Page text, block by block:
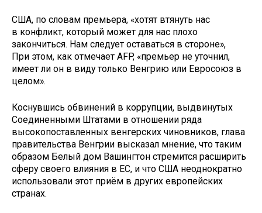
США, по словам премьера, «хотят втянуть нас
в конфликт, который может для нас плохо
закончиться. Нам следует оставаться в стороне»,
При этом, как отмечает AFP, «премьер не уточнил,
имеет ли он в виду только Венгрию или Евросоюз в
целом».
Коснувшись обвинений в коррупции, выдвинутых
Соединенными Штатами в отношении ряда
высокопоставленных венгерских чиновников, глава
правительства Венгрии высказал мнение, что таким
образом Белый дом Вашингтон стремится расширить
сферу своего влияния в ЕС, и что США неоднократно
использовали этот приём в других европейских
странах.